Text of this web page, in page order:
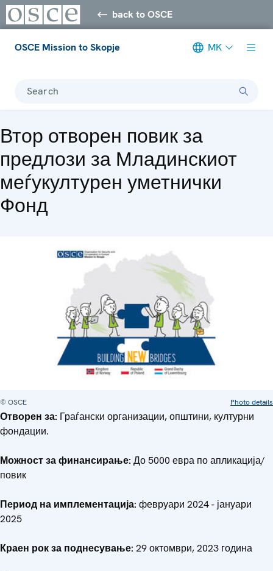
back to OSCE
OSCE Mission to Skopje MK
Search
Втор отворен повик за
предлози за Младинскиот
меѓукултурен уметнички
Фонд
© OSCE Photo details
Отворен за: Граѓански организации, општини, културни
фондации.
Можност за финансирање: До 5000 евра по апликација/
повик
Период на имплементација: февруари 2024 - јануари
2025
Краен рок за поднесување: 29 октомври, 2023 година